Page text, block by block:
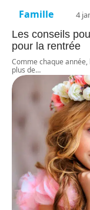
Famille 4
Les conseils
pour la rentrée
Comme chaque
plus de…